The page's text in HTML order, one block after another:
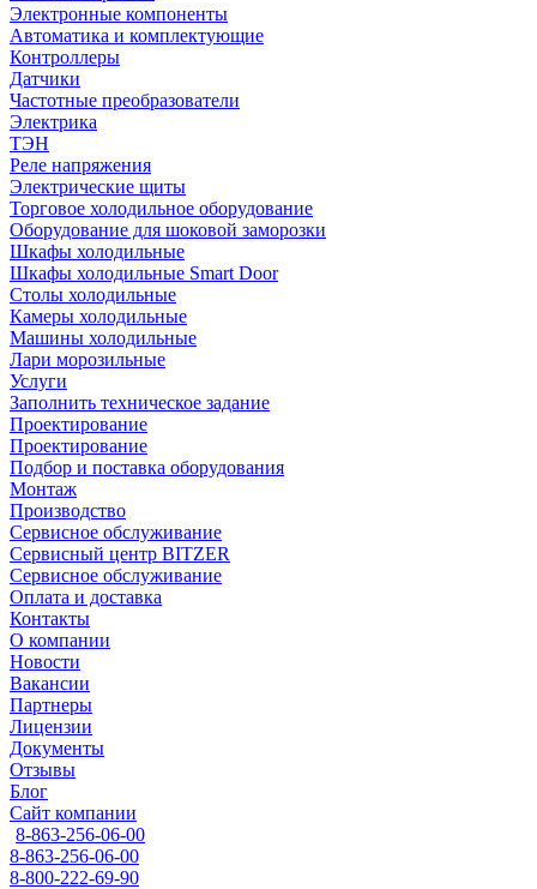
Электронные компоненты
Автоматика и комплектующие
Контроллеры
Датчики
Частотные преобразователи
Электрика
ТЭН
Реле напряжения
Электрические щиты
Торговое холодильное оборудование
Оборудование для шоковой заморозки
Шкафы холодильные
Шкафы холодильные Smart Door
Столы холодильные
Камеры холодильные
Машины холодильные
Лари морозильные
Услуги
Заполнить техническое задание
Проектирование
Проектирование
Подбор и поставка оборудования
Монтаж
Производство
Сервисное обслуживание
Сервисный центр BITZER
Сервисное обслуживание
Оплата и доставка
Контакты
О компании
Новости
Вакансии
Партнеры
Лицензии
Документы
Отзывы
Блог
Сайт компании
8-863-256-06-00
8-863-256-06-00
8-800-222-69-90